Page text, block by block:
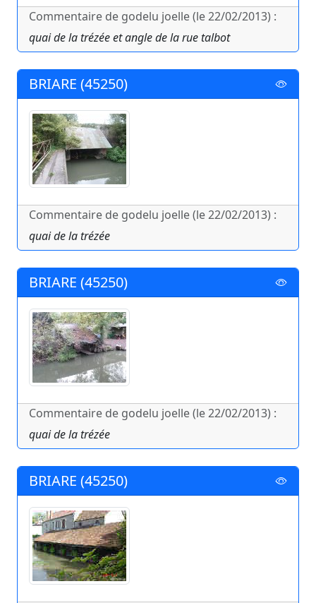
Commentaire de godelu joelle (le 22/02/2013) :
quai de la trézée et angle de la rue talbot
BRIARE (45250)
Commentaire de godelu joelle (le 22/02/2013) :
quai de la trézée
BRIARE (45250)
Commentaire de godelu joelle (le 22/02/2013) :
quai de la trézée
BRIARE (45250)